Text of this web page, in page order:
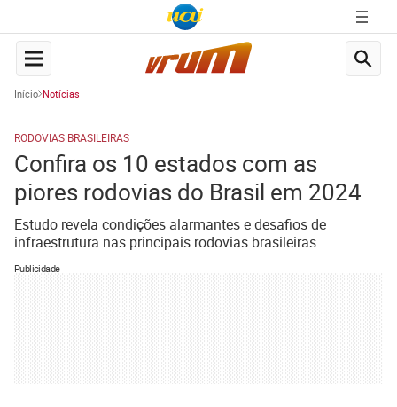
Início Notícias
RODOVIAS BRASILEIRAS
Confira os 10 estados com as
piores rodovias do Brasil em 2024
Estudo revela condições alarmantes e desafios de
infraestrutura nas principais rodovias brasileiras
Publicidade